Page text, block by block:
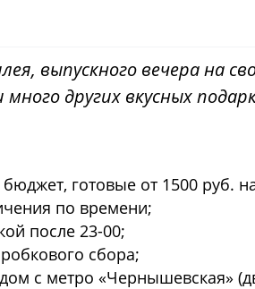
выпускного вечера на
других вкусных
готовые от 1500 руб.
по времени;
после 23-00;
сбора;
с метро «Чернышевская»